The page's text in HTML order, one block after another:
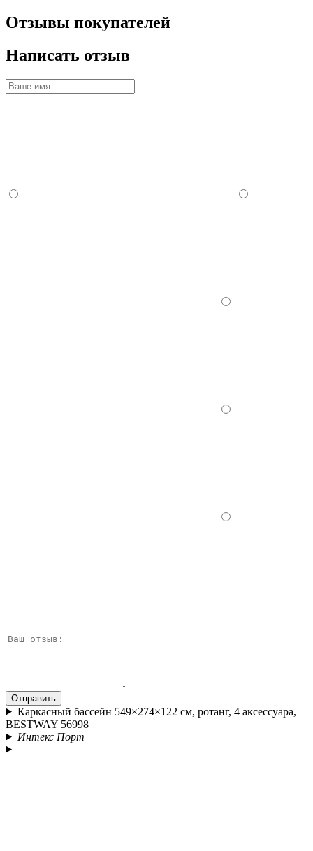
Отзывы покупателей
Написать отзыв
Отправить
Каркасный бассейн 549×274×122 см, ротанг, 4 аксессуара,
BESTWAY 56998
Интекс Порт